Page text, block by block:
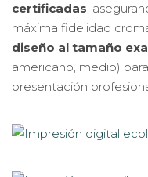
certificadas,
máxima fidelidad
diseño al tamaño
americano, medio)
presentación